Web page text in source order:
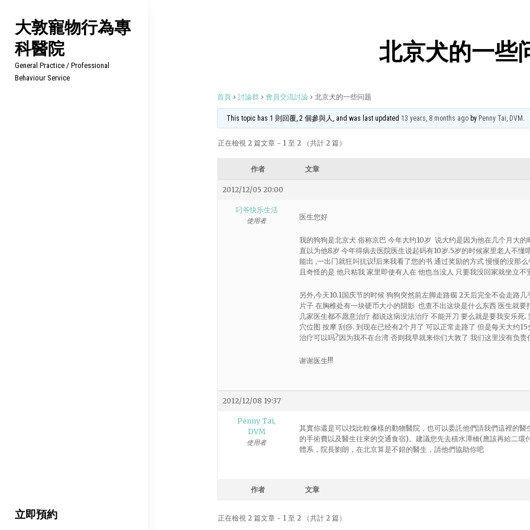
content
大敦寵物行為專
科醫院
General Practice / Professional
Behaviour Service
立即預約
北京犬的一些
首頁 › 討論群 › 會員交流討論 › 北京犬的一些问题
This topic has 1 則回覆, 2 個參與人, and was last updated 13 years, 8 months ago by Penny Tai, DVM .
正在檢視 2 篇文章 - 1 至 2 （共計 2 篇）
作者 文章
2012/12/05 20:00
叼爷快乐生活
使用者 医生您好
我的狗狗是北京犬 俗称京巴 今年大约10岁 说大约是因为他在几个月大
直以为他8岁 今年得病去医院医生说起码有10岁.5岁的时候家里老人不
能出 ,一出门就狂叫抗议!后来我看了您的书 通过奖励的方式 慢慢的没那
且奇怪的是 他只粘我 家里即使有人在 他也当没人 只要我没回家就坐立不
另外,今天10.1国庆节的时候 狗狗突然前左脚走路瘸 2天后完全不会走路
片子 在胸椎处有一块硬币大小的阴影 也查不出这块是什么东西 医生就
几家医生都不愿意治疗 都说这病没法治疗 不能开刀 要么就是要我安乐
穴位图 按摩 刮痧. 到现在已经有2个月了 可以正常走路了 但是每天大约
治疗可以吗?因为我不在台湾 否则我早就来你们大敦了 我们这里没有负
谢谢医生!!!
2012/12/08 19:37
Penny Tai,
DVM
使用者
其實你還是可以找比較像樣的動物醫院，也可以委託他們請我們這裡的
的手術費以及醫生往來的交通食宿)。建議您先去積水潭橋(應該再給二
體系，院長劉朗，在北京算是不錯的醫生，請他們協助你吧
作者 文章
正在檢視 2 篇文章 - 1 至 2 （共計 2 篇）